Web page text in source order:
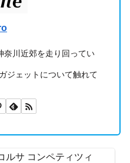
奈川近郊を走り回ってい
ジェットについて触れて
ルサ コンペティツィ